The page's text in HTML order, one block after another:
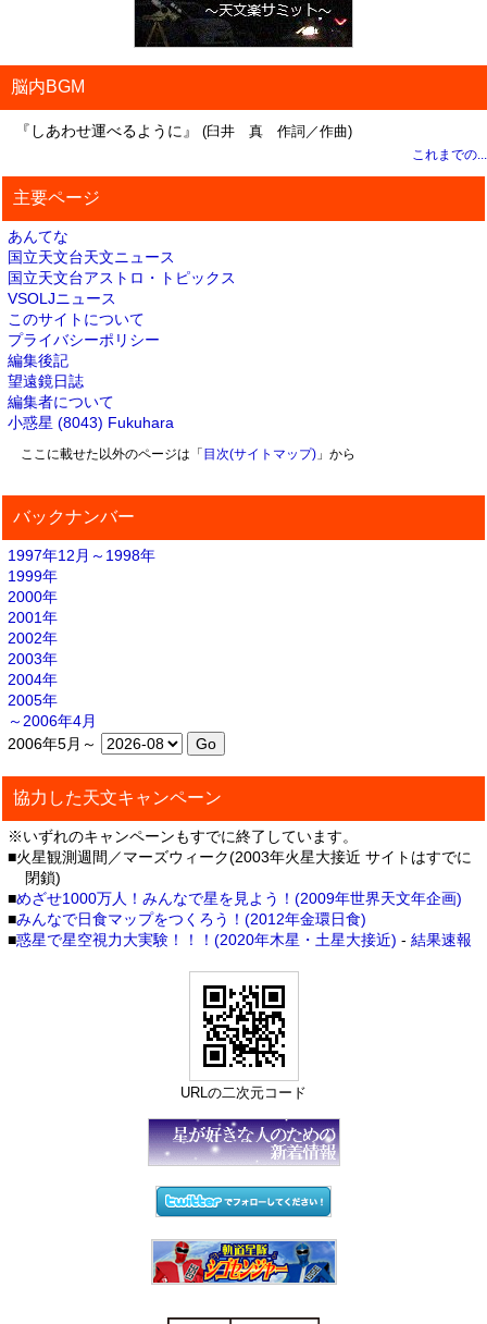
脳内BGM
『しあわせ運べるように』 (臼井 真 作詞／作曲)
これまでの...
主要ページ
あんてな
国立天文台天文ニュース
国立天文台アストロ・トピックス
VSOLJニュース
このサイトについて
プライバシーポリシー
編集後記
望遠鏡日誌
編集者について
小惑星 (8043) Fukuhara
ここに載せた以外のページは「 目次(サイトマップ)」から
バックナンバー
1997年12月～1998年
1999年
2000年
2001年
2002年
2003年
2004年
2005年
～2006年4月
2006年5月～
協力した天文キャンペーン
※いずれのキャンペーンもすでに終了しています。
■火星観測週間／マーズウィーク(2003年火星大接近 サイトはすでに
閉鎖)
■めざせ1000万人！みんなで星を見よう！(2009年世界天文年企画)
■みんなで日食マップをつくろう！(2012年金環日食)
■惑星で星空視力大実験！！！(2020年木星・土星大接近) - 結果速報
URLの二次元コード